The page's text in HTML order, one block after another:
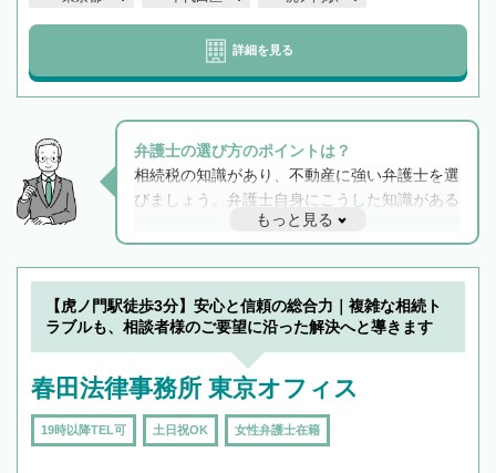
詳細を見る
弁護士の選び方のポイントは？
相続税の知識があり、不動産に強い弁護士を選
びましょう。弁護士自身にこうした知識がある
と他士業との連携もスムーズに進み、トラブル
解決のみならず相続をトータルで任せることが
できます。また、相続は感情がからむ分野なの
でフィーリングも重要です。実際に電話や面談
で複数の弁護士と会話をしてウマが合う方に依
もっと見る
【虎ノ門駅徒歩3分】安心と信頼の総合力｜複雑な相続ト
ラブルも、相談者様のご要望に沿った解決へと導きます
春田法律事務所 東京オフィス
19時以降TEL可 土日祝OK 女性弁護士在籍